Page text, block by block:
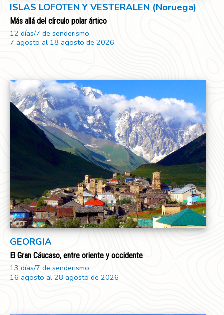
ISLAS LOFOTEN Y VESTERALEN (Noruega)
Más allá del círculo polar ártico
12 días/7 de senderismo
7 agosto al 18 agosto de 2026
GEORGIA
El Gran Cáucaso, entre oriente y occidente
13 días/7 de senderismo
16 agosto al 28 agosto de 2026